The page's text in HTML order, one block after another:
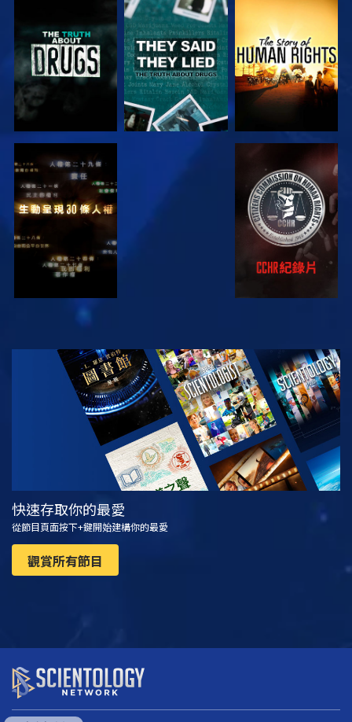
觀看 觀看
觀看 觀看
觀看 探索系列節目
快速存取你的最愛
從節目頁面按下+鍵開始建構你的最愛
觀賞所有節目